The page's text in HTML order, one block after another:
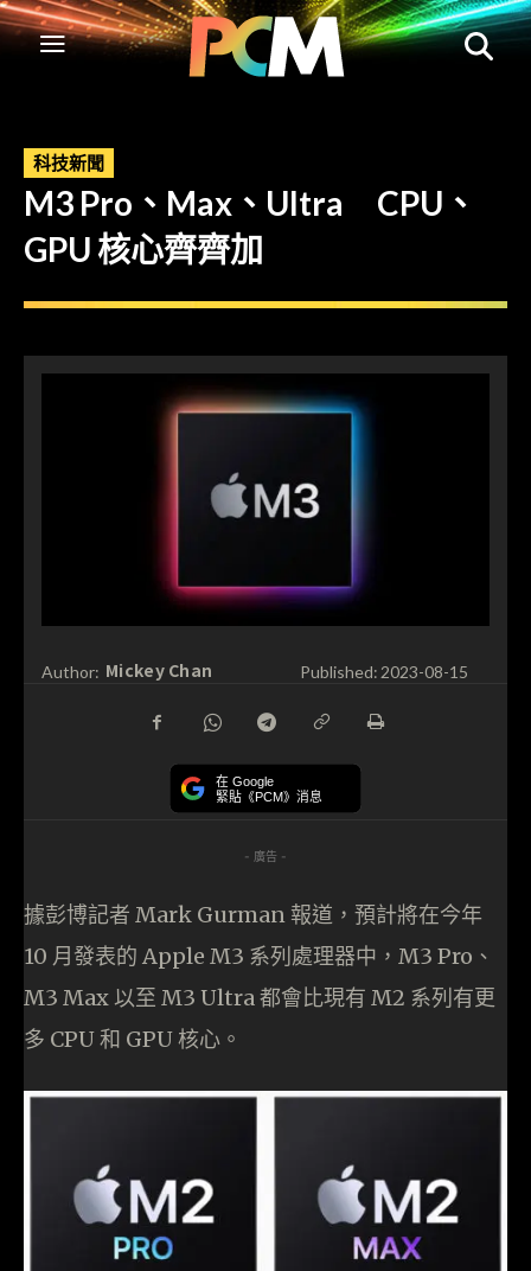
科技新聞
M3 Pro、Max、Ultra CPU、
GPU 核心齊齊加
Author: Mickey Chan Published: 2023-08-15
在 Google
緊貼《PCM》消息
- 廣告 -
據彭博記者 Mark Gurman 報道，預計將在今年
10 月發表的 Apple M3 系列處理器中，M3 Pro、
M3 Max 以至 M3 Ultra 都會比現有 M2 系列有更
多 CPU 和 GPU 核心。